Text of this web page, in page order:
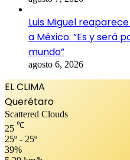
Luis Miguel
a México: “Es y será
mundo”
agosto 6, 2026
EL CLIMA
Querétaro
Scattered Clouds
25 ℃
25º - 25º
39%